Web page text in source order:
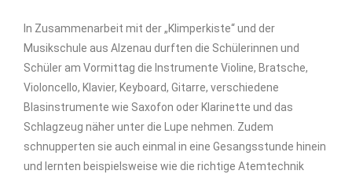
In Zusammenarbeit mit der „Klimperkiste“ und der
Musikschule aus Alzenau durften die Schülerinnen und
Schüler am Vormittag die Instrumente Violine, Bratsche,
Violoncello, Klavier, Keyboard, Gitarre, verschiedene
Blasinstrumente wie Saxofon oder Klarinette und das
Schlagzeug näher unter die Lupe nehmen. Zudem
schnupperten sie auch einmal in eine Gesangsstunde hinein
und lernten beispielsweise wie die richtige Atemtechnik